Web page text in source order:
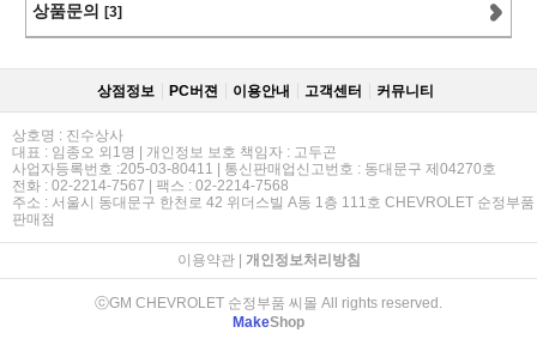
상품문의 [3]
상점정보 PC버젼 이용안내 고객센터 커뮤니티
상호명 : 진수상사
대표 : 임종오 외1명 | 개인정보 보호 책임자 : 고두곤
사업자등록번호 :205-03-80411 | 통신판매업신고번호 : 동대문구 제04270호
전화 : 02-2214-7567 | 팩스 : 02-2214-7568
주소 : 서울시 동대문구 한천로 42 위더스빌 A동 1층 111호 CHEVROLET 순정부품
판매점
이용약관| 개인정보처리방침
ⓒGM CHEVROLET 순정부품 씨몰 All rights reserved.
MakeShop